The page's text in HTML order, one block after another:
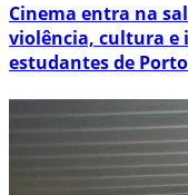
Cinema entra na
violência, cultura e
estudantes de